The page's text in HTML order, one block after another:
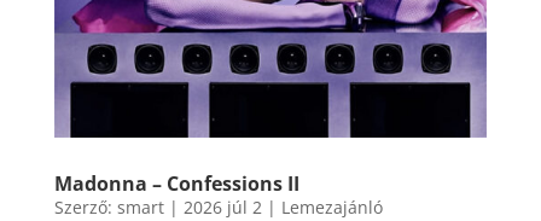
Madonna – Confessions II
Szerző: smart| 2026 júl 2| Lemezajánló